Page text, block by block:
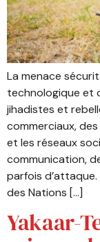
La menace
technologique et
jihadistes et
commerciaux,
et les réseaux
communication,
parfois
des Nations […]
Yakaar-